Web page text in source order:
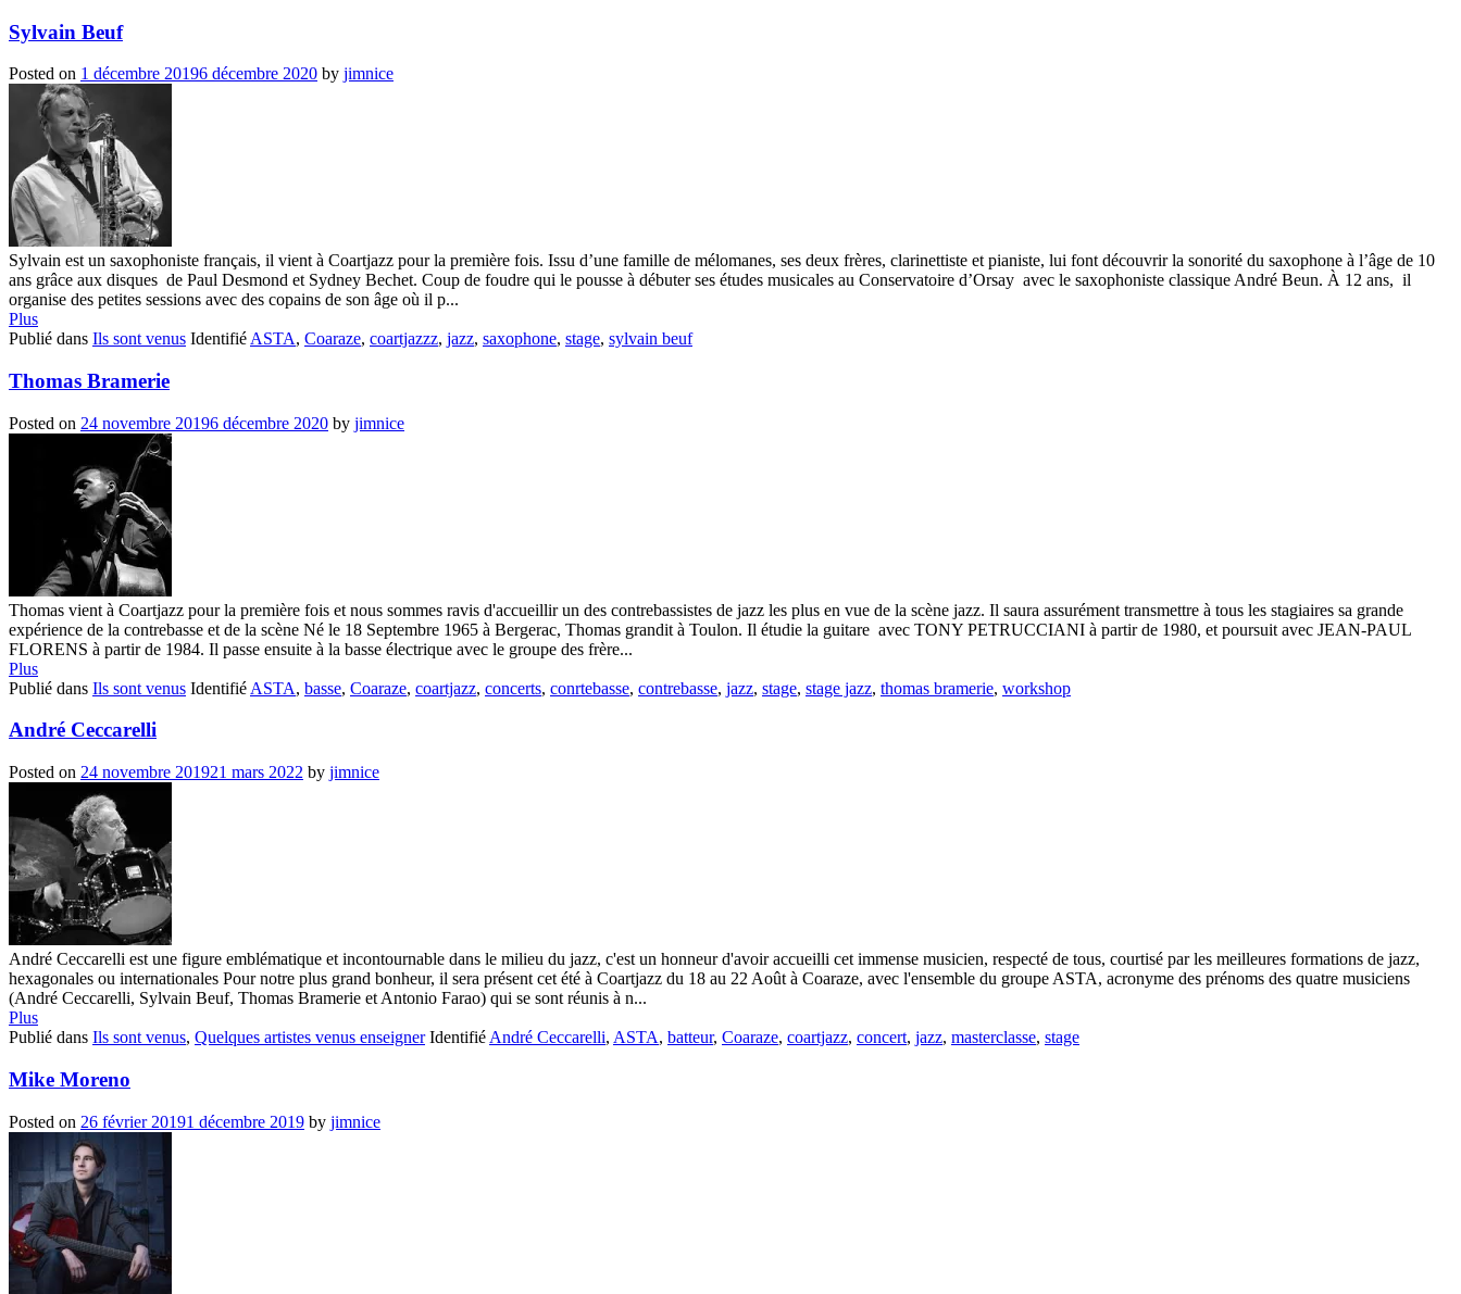
Sylvain Beuf
Posted on 1 décembre 20196 décembre 2020 by jimnice
Sylvain est un saxophoniste français, il vient à Coartjazz pour la première fois. Issu d’une famille de mélomanes, ses deux frères, clarinettiste et pianiste, lui font découvrir la sonorité du saxophone à l’âge de 10
ans grâce aux disques de Paul Desmond et Sydney Bechet. Coup de foudre qui le pousse à débuter ses études musicales au Conservatoire d’Orsay avec le saxophoniste classique André Beun. À 12 ans, il
organise des petites sessions avec des copains de son âge où il p...
Plus
Publié dans Ils sont venus Identifié ASTA, Coaraze, coartjazzz, jazz, saxophone, stage, sylvain beuf
Thomas Bramerie
Posted on 24 novembre 20196 décembre 2020 by jimnice
Thomas vient à Coartjazz pour la première fois et nous sommes ravis d'accueillir un des contrebassistes de jazz les plus en vue de la scène jazz. Il saura assurément transmettre à tous les stagiaires sa grande
expérience de la contrebasse et de la scène Né le 18 Septembre 1965 à Bergerac, Thomas grandit à Toulon. Il étudie la guitare avec TONY PETRUCCIANI à partir de 1980, et poursuit avec JEAN-PAUL
FLORENS à partir de 1984. Il passe ensuite à la basse électrique avec le groupe des frère...
Plus
Publié dans Ils sont venus Identifié ASTA, basse, Coaraze, coartjazz, concerts, conrtebasse, contrebasse, jazz, stage, stage jazz, thomas bramerie, workshop
André Ceccarelli
Posted on 24 novembre 201921 mars 2022 by jimnice
André Ceccarelli est une figure emblématique et incontournable dans le milieu du jazz, c'est un honneur d'avoir accueilli cet immense musicien, respecté de tous, courtisé par les meilleures formations de jazz,
hexagonales ou internationales Pour notre plus grand bonheur, il sera présent cet été à Coartjazz du 18 au 22 Août à Coaraze, avec l'ensemble du groupe ASTA, acronyme des prénoms des quatre musiciens
(André Ceccarelli, Sylvain Beuf, Thomas Bramerie et Antonio Farao) qui se sont réunis à n...
Plus
Publié dans Ils sont venus, Quelques artistes venus enseigner Identifié André Ceccarelli, ASTA, batteur, Coaraze, coartjazz, concert, jazz, masterclasse, stage
Mike Moreno
Posted on 26 février 20191 décembre 2019 by jimnice